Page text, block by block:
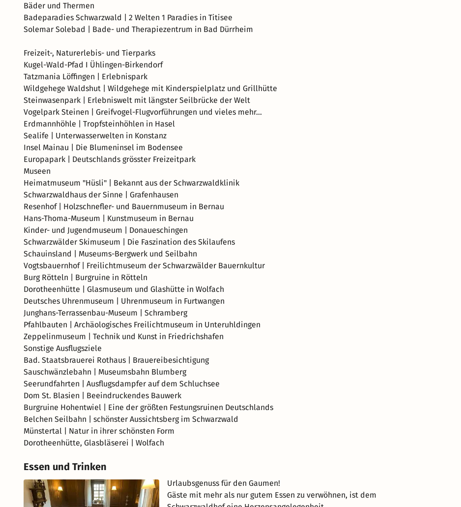
Bäder und Thermen
Badeparadies Schwarzwald | 2 Welten 1 Paradies in Titisee
Solemar Solebad | Bade- und Therapiezentrum in Bad Dürrheim
Freizeit-, Naturerlebis- und Tierparks
Kugel-Wald-Pfad I Ühlingen-Birkendorf
Tatzmania Löffingen | Erlebnispark
Wildgehege Waldshut | Wildgehege mit Kinderspielplatz und Grillhütte
Steinwasenpark | Erlebniswelt mit längster Seilbrücke der Welt
Vogelpark Steinen | Greifvogel-Flugvorführungen und vieles mehr...
Erdmannhöhle | Tropfsteinhöhlen in Hasel
Sealife | Unterwasserwelten in Konstanz
Insel Mainau | Die Blumeninsel im Bodensee
Europapark | Deutschlands grösster Freizeitpark
Museen
Heimatmuseum "Hüsli" | Bekannt aus der Schwarzwaldklinik
Schwarzwaldhaus der Sinne | Grafenhausen
Resenhof | Holzschnefler- und Bauernmuseum in Bernau
Hans-Thoma-Museum | Kunstmuseum in Bernau
Kinder- und Jugendmuseum | Donaueschingen
Schwarzwälder Skimuseum | Die Faszination des Skilaufens
Schauinsland | Museums-Bergwerk und Seilbahn
Vogtsbauernhof | Freilichtmuseum der Schwarzwälder Bauernkultur
Burg Rötteln | Burgruine in Rötteln
Dorotheenhütte | Glasmuseum und Glashütte in Wolfach
Deutsches Uhrenmuseum | Uhrenmuseum in Furtwangen
Junghans-Terrassenbau-Museum | Schramberg
Pfahlbauten | Archäologisches Freilichtmuseum in Unteruhldingen
Zeppelinmuseum | Technik und Kunst in Friedrichshafen
Sonstige Ausflugsziele
Bad. Staatsbrauerei Rothaus | Brauereibesichtigung
Sauschwänzlebahn | Museumsbahn Blumberg
Seerundfahrten | Ausflugsdampfer auf dem Schluchsee
Dom St. Blasien | Beeindruckendes Bauwerk
Burgruine Hohentwiel | Eine der größten Festungsruinen Deutschlands
Belchen Seilbahn | schönster Aussichtsberg im Schwarzwald
Münstertal | Natur in ihrer schönsten Form
Dorotheenhütte, Glasbläserei | Wolfach
Essen und Trinken
Urlaubsgenuss für den Gaumen!
Gäste mit mehr als nur gutem Essen zu verwöhnen, ist dem